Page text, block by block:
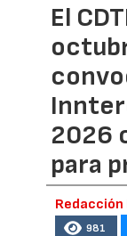
El
2026
para
981